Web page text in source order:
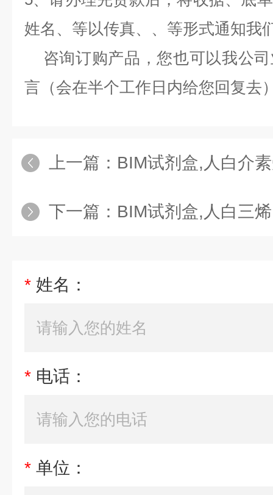
姓名、等以传真、、等形式通知我
咨询订购产品，您也可以我公
言（会在半个工作日内给您回复去
上一篇： BIM试剂盒,人白介素受体相
下一篇： BIM试剂盒,人白三烯B4受体1
* 姓名：
* 电话：
* 单位：